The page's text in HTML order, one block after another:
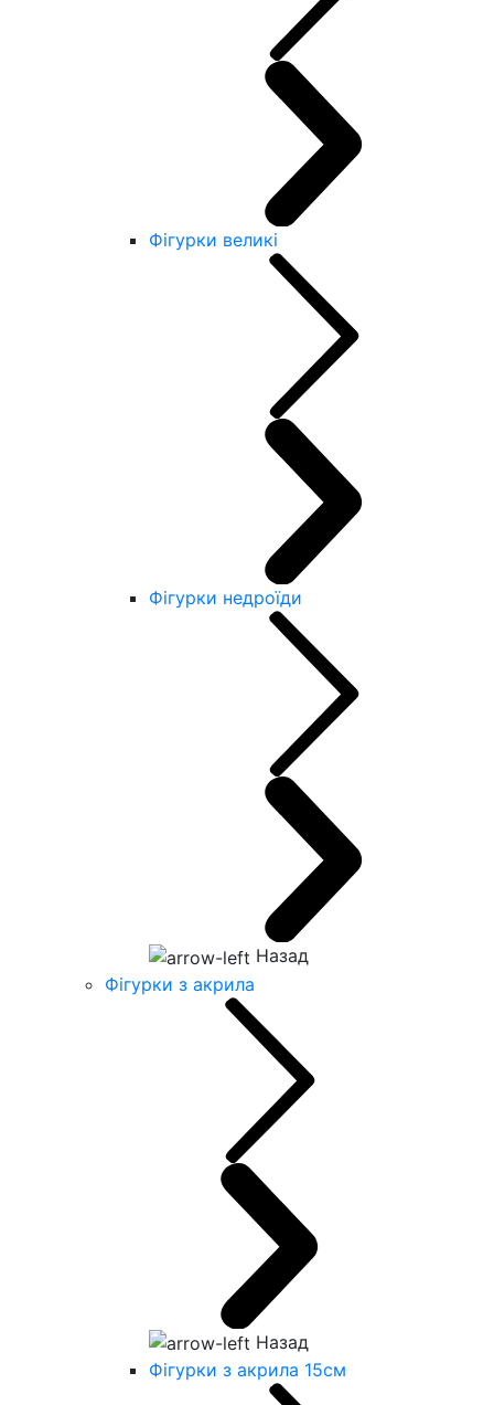
Фігурки великі
Фігурки недроїди
Назад
Фігурки з акрила
Назад
Фігурки з акрила 15см